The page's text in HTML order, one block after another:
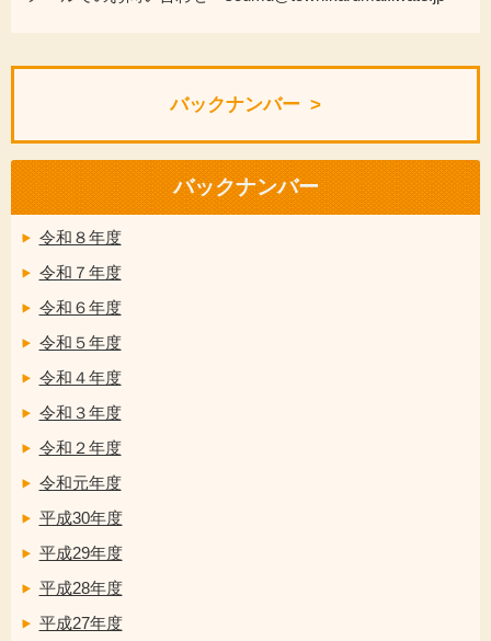
バックナンバー
バックナンバー
令和８年度
令和７年度
令和６年度
令和５年度
令和４年度
令和３年度
令和２年度
令和元年度
平成30年度
平成29年度
平成28年度
平成27年度